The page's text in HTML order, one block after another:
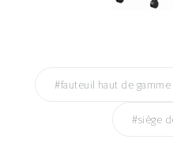
#fauteuil haut de gamme
#siège